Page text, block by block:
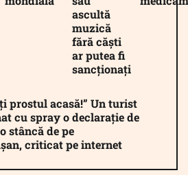
ascultă
muzică
fără căști
ar putea fi
sancționați
prostul acasă!” Un turist
cu spray o declarație de
stâncă de pe
criticat pe internet